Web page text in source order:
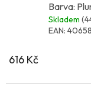
Barva:
Skladem
EAN:
616 Kč